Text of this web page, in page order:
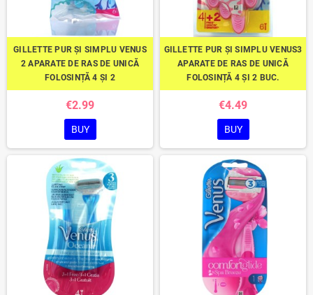
GILLETTE PUR ȘI SIMPLU VENUS
2 APARATE DE RAS DE UNICĂ
FOLOSINȚĂ 4 ȘI 2
€2.99
BUY
GILLETTE PUR ȘI SIMPLU VENUS3
APARATE DE RAS DE UNICĂ
FOLOSINȚĂ 4 ȘI 2 BUC.
€4.49
BUY